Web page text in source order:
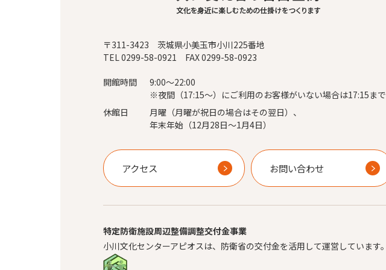
〒311-3423 茨城県小美玉市小川225番地
TEL 0299-58-0921 FAX 0299-58-0923
開館時間
9:00～22:00
※夜間（17:15～）にご利用のお客様がいない場合は17:15まで
休館日
月曜（月曜が祝日の場合はその翌日）、
年末年始（12月28日～1月4日）
アクセス お問い合わせ
特定防衛施設周辺整備調整交付金事業
小川文化センターアピオスは、防衛省の交付金を活用して運営しています。